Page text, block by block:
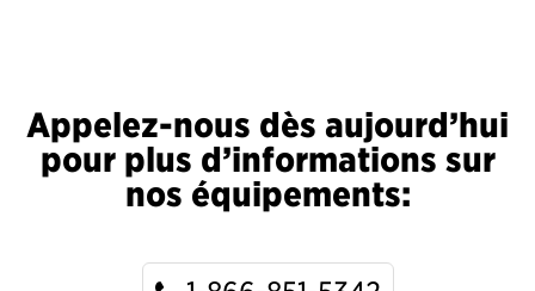
Appelez-nous dès aujourd’hui
pour plus d’informations sur
nos équipements: